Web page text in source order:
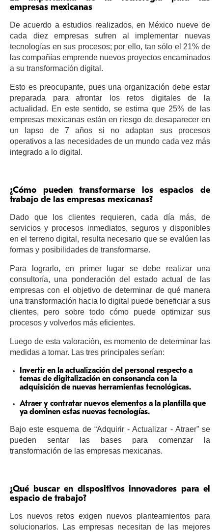
empresas mexicanas
De acuerdo a estudios realizados, en México nueve de
cada diez empresas sufren al implementar nuevas
tecnologías en sus procesos; por ello, tan sólo el 21% de
las compañías emprende nuevos proyectos encaminados
a su transformación digital.
Esto es preocupante, pues una organización debe estar
preparada para afrontar los retos digitales de la
actualidad. En este sentido, se estima que 25% de las
empresas mexicanas están en riesgo de desaparecer en
un lapso de 7 años si no adaptan sus procesos
operativos a las necesidades de un mundo cada vez más
integrado a lo digital.
¿Cómo pueden transformarse los espacios de
trabajo de las empresas mexicanas?
Dado que los clientes requieren, cada día más, de
servicios y procesos inmediatos, seguros y disponibles
en el terreno digital, resulta necesario que se evalúen las
formas y posibilidades de transformarse.
Para lograrlo, en primer lugar se debe realizar una
consultoría, una ponderación del estado actual de las
empresas con el objetivo de determinar de qué manera
una transformación hacia lo digital puede beneficiar a sus
clientes, pero sobre todo cómo puede optimizar sus
procesos y volverlos más eficientes.
Luego de esta valoración, es momento de determinar las
medidas a tomar. Las tres principales serían:
Invertir en la actualización del personal respecto a
temas de digitalización en consonancia con la
adquisición de nuevas herramientas tecnológicas.
Atraer y contratar nuevos elementos a la plantilla que
ya dominen estas nuevas tecnologías.
Bajo este esquema de “Adquirir - Actualizar - Atraer” se
pueden sentar las bases para comenzar la
transformación de las empresas mexicanas.
¿Qué buscar en dispositivos innovadores para el
espacio de trabajo?
Los nuevos retos exigen nuevos planteamientos para
solucionarlos. Las empresas necesitan de las mejores